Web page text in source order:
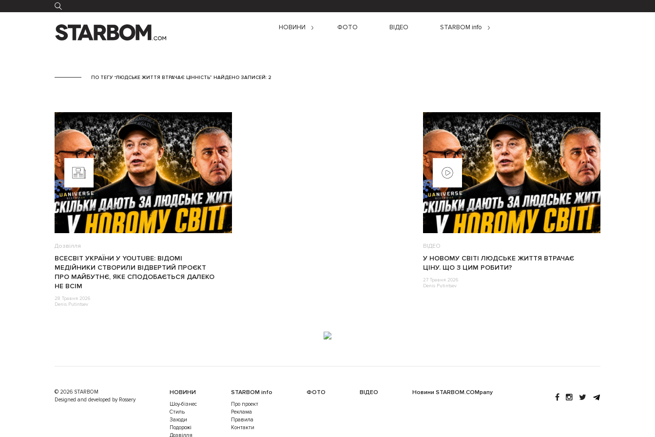
НОВИНИ ФОТО ВІДЕО STARBOM info
ПО ТЕГУ “ЛЮДСЬКЕ ЖИТТЯ ВТРАЧАЄ ЦІННІСТЬ” НАЙДЕНО ЗАПИСЕЙ: 2
Дозвілля
ВСЕСВІТ УКРАЇНИ У YOUTUBE: ВІДОМІ
МЕДІЙНИКИ СТВОРИЛИ ВІДВЕРТИЙ ПРОЄКТ
ПРО МАЙБУТНЄ, ЯКЕ СПОДОБАЄТЬСЯ ДАЛЕКО
НЕ ВСІМ
28 Травня 2026
Denis Putintsev
ВІДЕО
У НОВОМУ СВІТІ ЛЮДСЬКЕ ЖИТТЯ ВТРАЧАЄ
ЦІНУ. ЩО З ЦИМ РОБИТИ?
27 Травня 2026
Denis Putintsev
© 2026 STARBOM
Designed and developed by Rossery
НОВИНИ
Шоу-бізнес
Стиль
Заходи
Подорожі
Дозвілля
STARBOM info
Про проект
Реклама
Правила
Контакти
ФОТО ВІДЕО Новини STARBOM.COMpany